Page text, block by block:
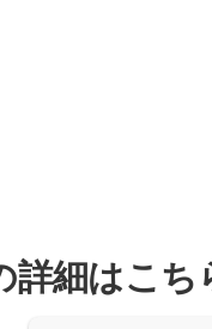
詳細はこち